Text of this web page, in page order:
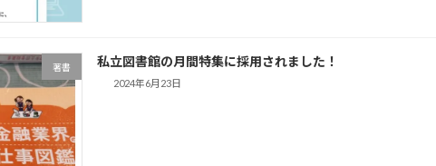
著書 私立図書館の月間特集に採用されました！
2024年6月23日